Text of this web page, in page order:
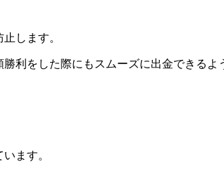
します。
利をした際にもスムーズに出金できるよ
ます。